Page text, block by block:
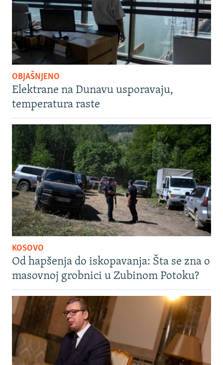
OBJAŠNJENO
Elektrane na Dunavu usporavaju,
temperatura raste
KOSOVO
Od hapšenja do iskopavanja: Šta se zna o
masovnoj grobnici u Zubinom Potoku?